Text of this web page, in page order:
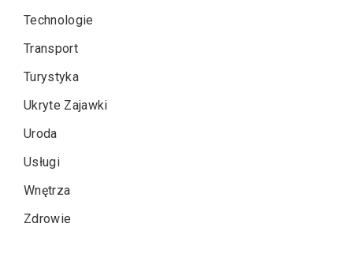
Technologie
Transport
Turystyka
Ukryte Zajawki
Uroda
Usługi
Wnętrza
Zdrowie